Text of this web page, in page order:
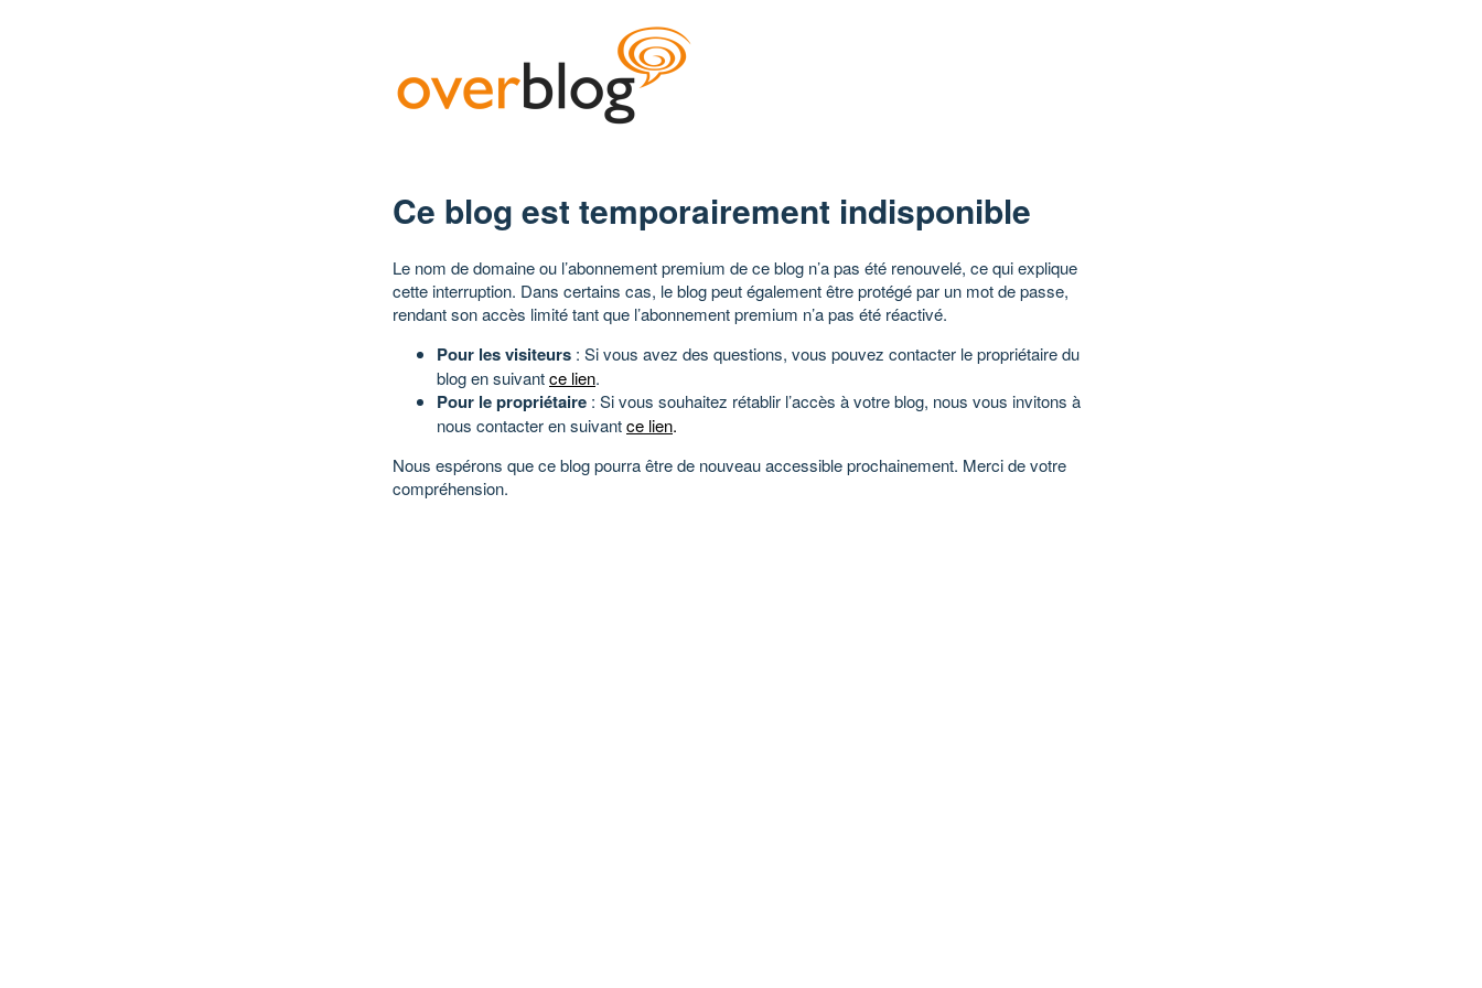
Ce blog est temporairement indisponible
Le nom de domaine ou l’abonnement premium de ce blog n’a pas été renouvelé, ce qui explique
cette interruption. Dans certains cas, le blog peut également être protégé par un mot de passe,
rendant son accès limité tant que l’abonnement premium n’a pas été réactivé.
Pour les visiteurs : Si vous avez des questions, vous pouvez contacter le propriétaire du
blog en suivantce lien.
Pour le propriétaire : Si vous souhaitez rétablir l’accès à votre blog, nous vous invitons à
nous contacter en suivantce lien.
Nous espérons que ce blog pourra être de nouveau accessible prochainement. Merci de votre
compréhension.